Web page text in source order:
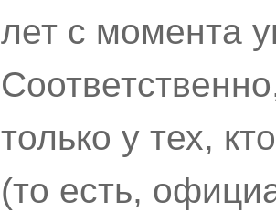
лет с момента
только у тех,
(то есть,